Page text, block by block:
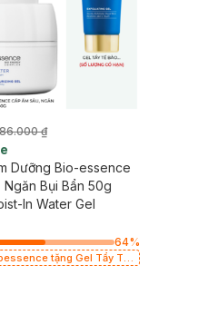
₫
Dưỡng Bio-essence
Ngăn Bụi Bẩn 50g
In Water Gel
64%
tặng Gel Tẩy Tế